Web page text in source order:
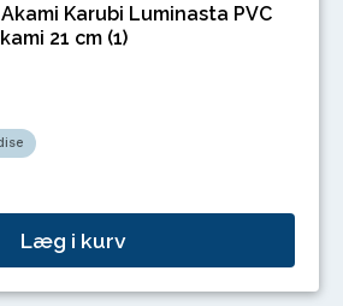
Karubi Luminasta PVC
21 cm (1)
Læg i kurv